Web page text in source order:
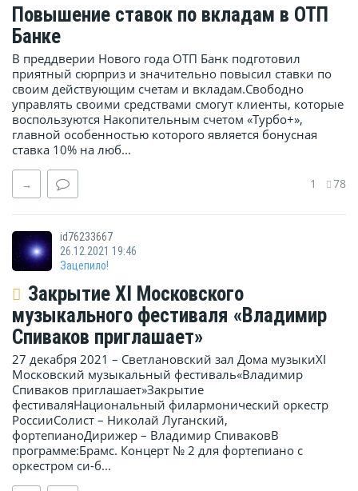
Повышение ставок по вкладам в ОТП
Банке
В преддверии Нового года ОТП Банк подготовил
приятный сюрприз и значительно повысил ставки по
своим действующим счетам и вкладам.Свободно
управлять своими средствами cмогут клиенты, которые
воспользуются Накопительным счетом «Турбо+»,
главной особенностью которого является бонусная
ставка 10% на люб...
→ 1 78
id76233667
26.12.2021 19:46
Зацепило!
Закрытие XI Московского
музыкального фестиваля «Владимир
Спиваков приглашает»
27 декабря 2021 – Светлановский зал Дома музыкиXI
Московский музыкальный фестиваль«Владимир
Спиваков приглашает»Закрытие
фестиваляНациональный филармонический оркестр
РоссииСолист – Николай Луганский,
фортепианоДирижер – Владимир СпиваковВ
программе:Брамс. Концерт № 2 для фортепиано с
оркестром си-б...